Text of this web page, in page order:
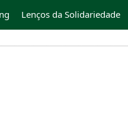
Lenços da Solidariedade